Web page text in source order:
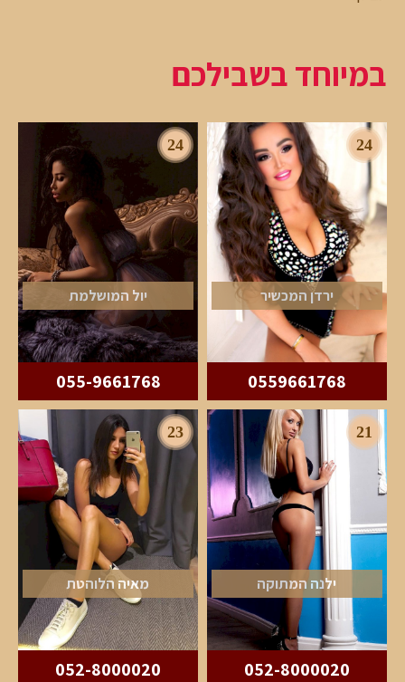
במיוחד בשבילכם
24
ירדן המכשיר
0559661768
24
יול המושלמת
055-9661768
21
ילנה המתוקה
052-8000020
23
מאיה הלוהטת
052-8000020